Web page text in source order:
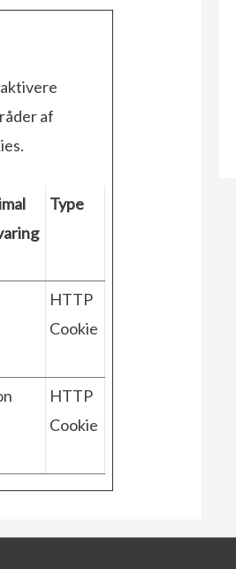
af
Type
HTTP
Cookie
HTTP
Cookie